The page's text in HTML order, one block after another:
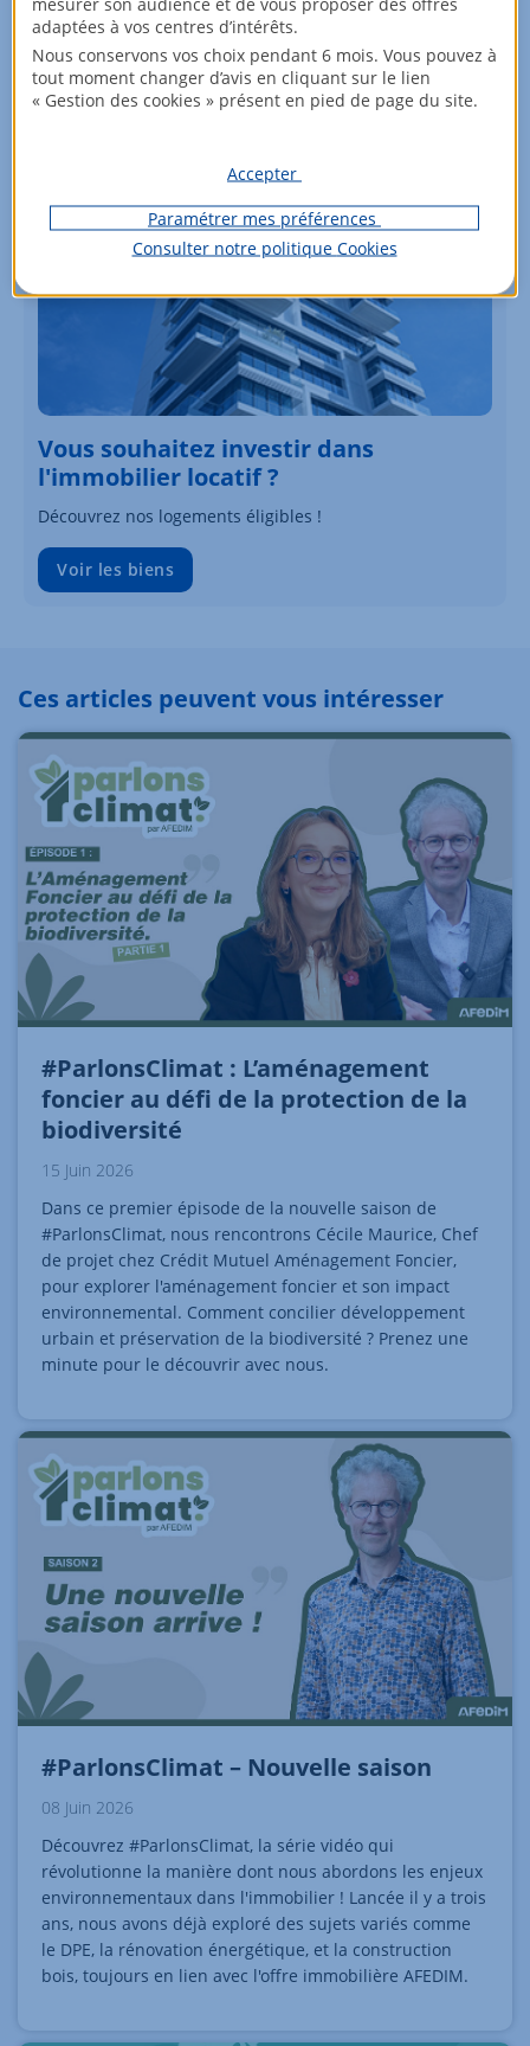
Parcourez nos offres !
Voir les biens
Vous souhaitez investir dans
l'immobilier locatif ?
Découvrez nos logements éligibles !
Voir les biens
Ces articles peuvent vous intéresser
#ParlonsClimat : L’aménagement
foncier au défi de la protection de la
biodiversité
15 Juin 2026
Dans ce premier épisode de la nouvelle saison de
#ParlonsClimat, nous rencontrons Cécile Maurice, Chef
de projet chez Crédit Mutuel Aménagement Foncier,
pour explorer l'aménagement foncier et son impact
environnemental. Comment concilier développement
urbain et préservation de la biodiversité ? Prenez une
minute pour le découvrir avec nous.
#ParlonsClimat – Nouvelle saison
08 Juin 2026
Découvrez #ParlonsClimat, la série vidéo qui
révolutionne la manière dont nous abordons les enjeux
environnementaux dans l'immobilier ! Lancée il y a trois
ans, nous avons déjà exploré des sujets variés comme
le DPE, la rénovation énergétique, et la construction
bois, toujours en lien avec l'offre immobilière AFEDIM.
adaptées à vos centres d’intérêts.
Nous conservons vos choix pendant 6 mois. Vous pouvez à
tout moment changer d’avis en cliquant sur le lien
« Gestion des cookies » présent en pied de page du site.
Accepter
Paramétrer mes préférences
Consulter notre politique Cookies